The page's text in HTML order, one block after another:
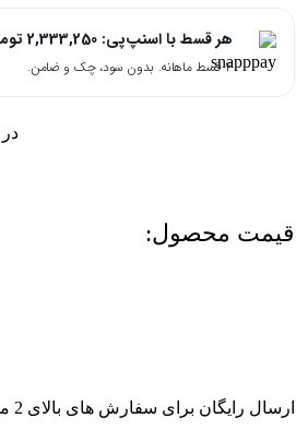
هر قسط با اسنپ‌پی: 2,333,250
۴ قسط ماهانه. بدون سود، چک و ضامن.
قیمت محصول:​
ارسال رایگان برای سفارش های بالای 2 میلیون و 500 هزار تومان(غیر حجمی)